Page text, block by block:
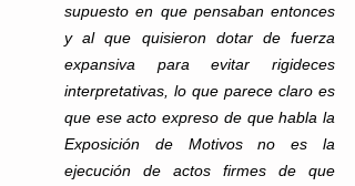
supuesto en que pensaban entonces
y al que quisieron dotar de fuerza
expansiva para evitar rigideces
interpretativas, lo que parece claro es
que ese acto expreso de que habla la
Exposición de Motivos no es la
ejecución de actos firmes de que